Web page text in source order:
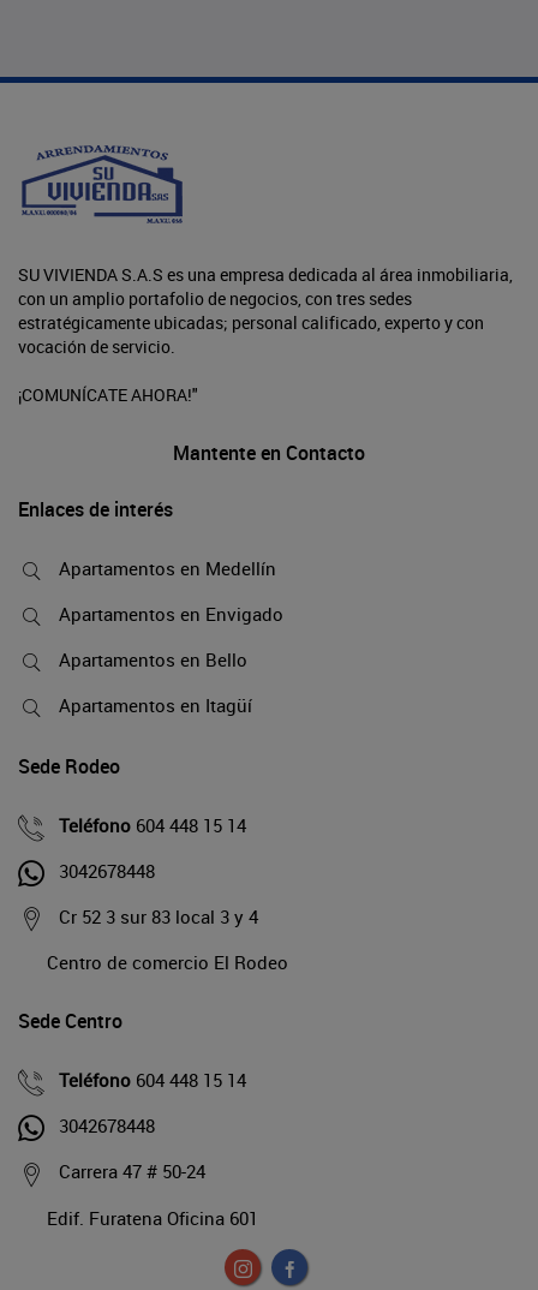
SU VIVIENDA S.A.S es una empresa dedicada al área inmobiliaria,
con un amplio portafolio de negocios, con tres sedes
estratégicamente ubicadas; personal calificado, experto y con
vocación de servicio.
¡COMUNÍCATE AHORA!"
Mantente en Contacto
Enlaces de interés
Apartamentos en Medellín
Apartamentos en Envigado
Apartamentos en Bello
Apartamentos en Itagüí
Sede Rodeo
Teléfono 604 448 15 14
3042678448
Cr 52 3 sur 83 local 3 y 4
Centro de comercio El Rodeo
Sede Centro
Teléfono 604 448 15 14
3042678448
Carrera 47 # 50-24
Edif. Furatena Oficina 601